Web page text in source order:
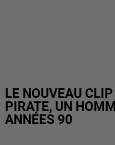
LE NOUVEAU
PIRATE, UN
ANNÉES 90